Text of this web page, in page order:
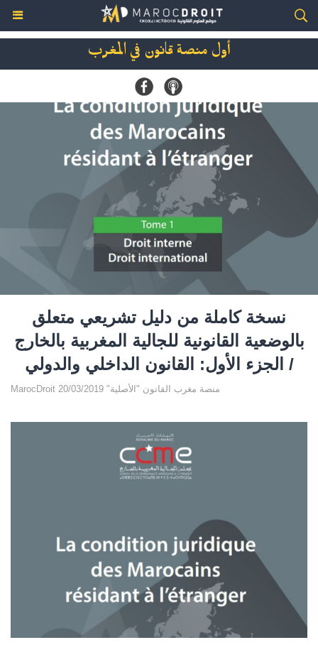
أول منصة قانون في المغرب
نسخة كاملة من دليل تشريعي متعلق
بالوضعية القانونية للجالية المغربية بالخارج
/ الجزء الأول: القانون الداخلي والدولي
MarocDroit منصة مغرب القانون "الأصلية" 20/03/2019